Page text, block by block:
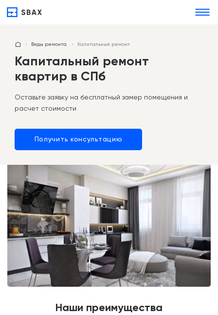
Виды ремонта Капитальный ремонт
Капитальный ремонт
квартир в СПб
Оставьте заявку на бесплатный замер помещения и
расчет стоимости
Получить консультацию
Наши преимущества